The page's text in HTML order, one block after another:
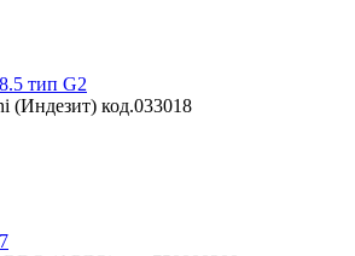
тип G2
(Индезит) код.033018